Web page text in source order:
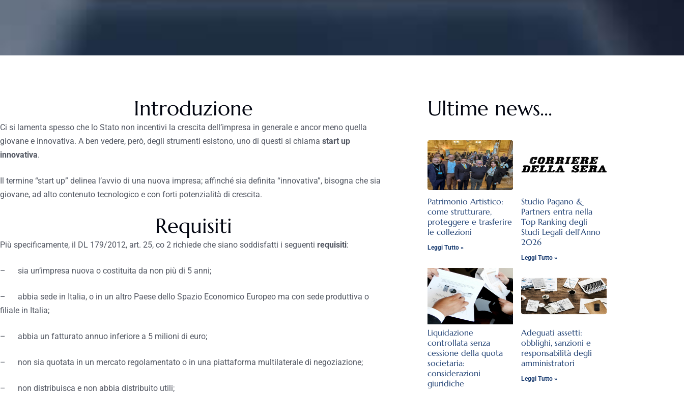
Introduzione
Ci si lamenta spesso che lo Stato non incentivi la crescita dell’impresa in generale e ancor meno quella
giovane e innovativa. A ben vedere, però, degli strumenti esistono, uno di questi si chiama start up
innovativa.
Il termine “start up” delinea l’avvio di una nuova impresa; affinché sia definita “innovativa”, bisogna che sia
giovane, ad alto contenuto tecnologico e con forti potenzialità di crescita.
Requisiti
Più specificamente, il DL 179/2012, art. 25, co 2 richiede che siano soddisfatti i seguenti requisiti:
– sia un’impresa nuova o costituita da non più di 5 anni;
– abbia sede in Italia, o in un altro Paese dello Spazio Economico Europeo ma con sede produttiva o
filiale in Italia;
– abbia un fatturato annuo inferiore a 5 milioni di euro;
– non sia quotata in un mercato regolamentato o in una piattaforma multilaterale di negoziazione;
– non distribuisca e non abbia distribuito utili;
Ultime news...
Patrimonio Artistico:
come strutturare,
proteggere e trasferire
le collezioni
Leggi Tutto »
Studio Pagano &
Partners entra nella
Top Ranking degli
Studi Legali dell’Anno
2026
Leggi Tutto »
Liquidazione
controllata senza
cessione della quota
societaria:
considerazioni
giuridiche
Adeguati assetti:
obblighi, sanzioni e
responsabilità degli
amministratori
Leggi Tutto »